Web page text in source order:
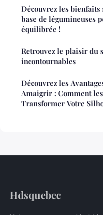
Découvrez les
base de légumineuses
équilibrée !
Retrouvez le plaisir du
incontournables
Découvrez les
Amaigrir : Comment
Transformer Votre
Hdsquebec